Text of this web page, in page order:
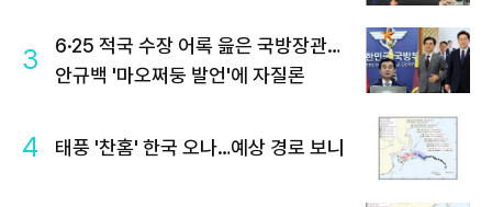
3
6·25 적국 수장 어록 읊은 국방장관…
안규백 '마오쩌둥 발언'에 자질론
4 태풍 '찬홈' 한국 오나…예상 경로 보니